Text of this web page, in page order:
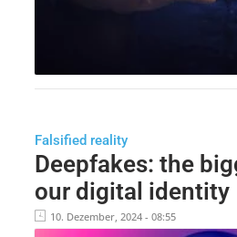
Falsified reality
Deepfakes: the
our digital identity
10. Dezember, 2024 - 08:55